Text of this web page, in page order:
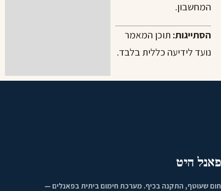
המחשבון.
הסתייגות: תוכן המאמר
נועד לידיעה כללית בלבד.
פאנל היט
חום שעוטף, התקנה בכיף. מערכת חימום ביתית בפאנלים —